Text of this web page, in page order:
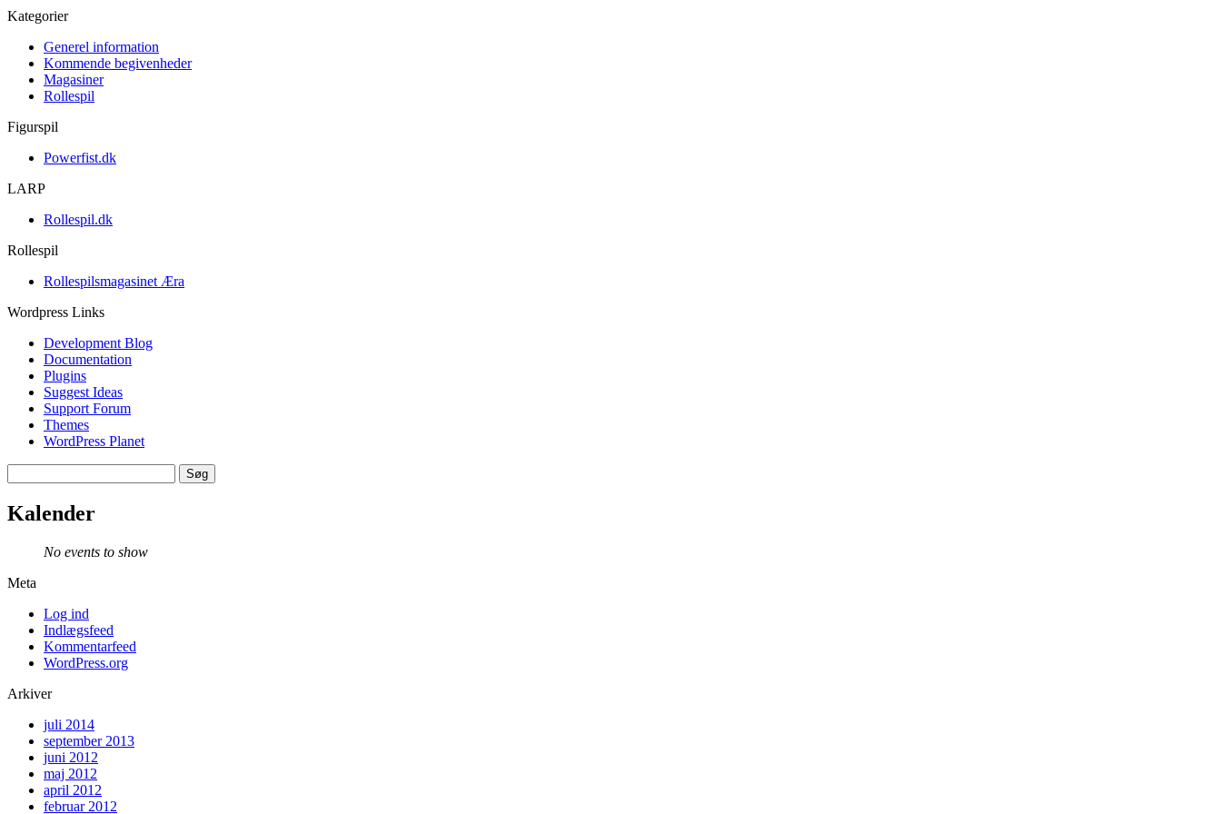
Kategorier
Generel information
Kommende begivenheder
Magasiner
Rollespil
Figurspil
Powerfist.dk
LARP
Rollespil.dk
Rollespil
Rollespilsmagasinet Æra
Wordpress Links
Development Blog
Documentation
Plugins
Suggest Ideas
Support Forum
Themes
WordPress Planet
efter:
Kalender
No events to show
Meta
Log ind
Indlægsfeed
Kommentarfeed
WordPress.org
Arkiver
juli 2014
september 2013
juni 2012
maj 2012
april 2012
februar 2012